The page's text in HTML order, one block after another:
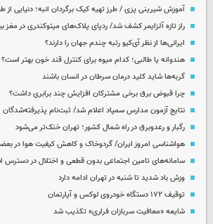
آموزش شیرینی پزی / طرز تهیه کیک برگردان انبه؛ دنیایی از
راز تازه آلزایمر کشف شد/ ردپای پلاک‌های میتوکندری در مغز
ایرانی‌ها از نظر آی‌کیو رتبه چندم جهان را دارند؟
هندوانه یا طالبی؛ کدام‌ میوه برای کنترل قند خون بهتر است؟
گربه‌ها شاید کلید درمان سرطان در انسان باشند
چرا قبوض برق برخی مشترکان افزایش چند برابری داشت؟
نتایج آزمون مدارس سمپاد اعلام شد/ ثبت‌نام پذیرفته‌شدگان از ۱۹
رگبار و رعدوبرق در راه شمال کشور؛ تهران خنک‌تر می‌شود
هواشناسی امروز ایران/ گردوخاک و کاهش کیفیت هوا در
سامانه‌های تامین اجتماعی بدون قطعی و اختلال در
وزش باد شدید تا شنبه در تهران ادامه دارد
توقیف ۱۷۲ دستگاه خودروی لوکس و آپارتمان
شایعه «معافیت سربازان فراری» تکذیب شد